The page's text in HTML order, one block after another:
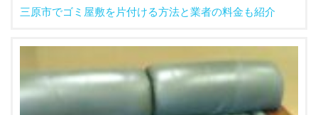
三原市でゴミ屋敷を片付ける方法と業者の料金も紹介